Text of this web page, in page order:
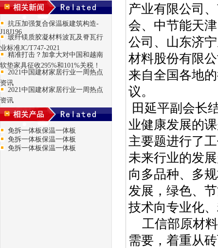
抗压加强复合保温板建筑构造-
J18J196
玻纤镁质胶凝材料波瓦及脊瓦行
业标准JC/T747-2021
精准打击？加拿大对中国和越南
软垫家具征收295%和101%关税！
2021中国建材家居行业一周热点
资讯
2021中国建材家居行业一周热点
资讯
免拆一体板保温一体板
免拆一体板保温一体板
免拆一体板保温一体板
产业有限公司
会、中节能天
公司、山东济
材料股份有限
来自全国各地
议。
田延平副会长
业健康发展的
主要题进行了
未来行业的发
向多品种、多
发展，绿色、
技术向专业化
工信部原材料
需要，着重从